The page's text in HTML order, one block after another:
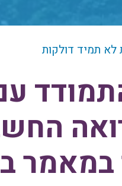
לא תמיד דולקות
במאמר